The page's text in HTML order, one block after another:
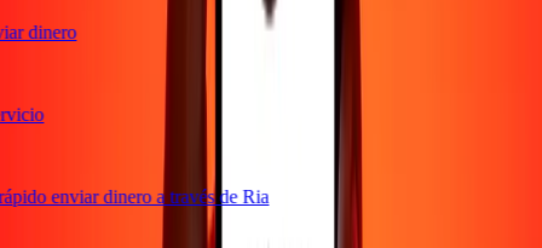
dinero
enviar dinero a través de Ria